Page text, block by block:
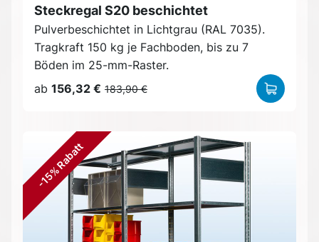
Steckregal S20 beschichtet
Pulverbeschichtet in Lichtgrau (RAL 7035).
Tragkraft 150 kg je Fachboden, bis zu 7
Böden im 25-mm-Raster.
ab 156,32 € 183,90 €
-15% Rabatt